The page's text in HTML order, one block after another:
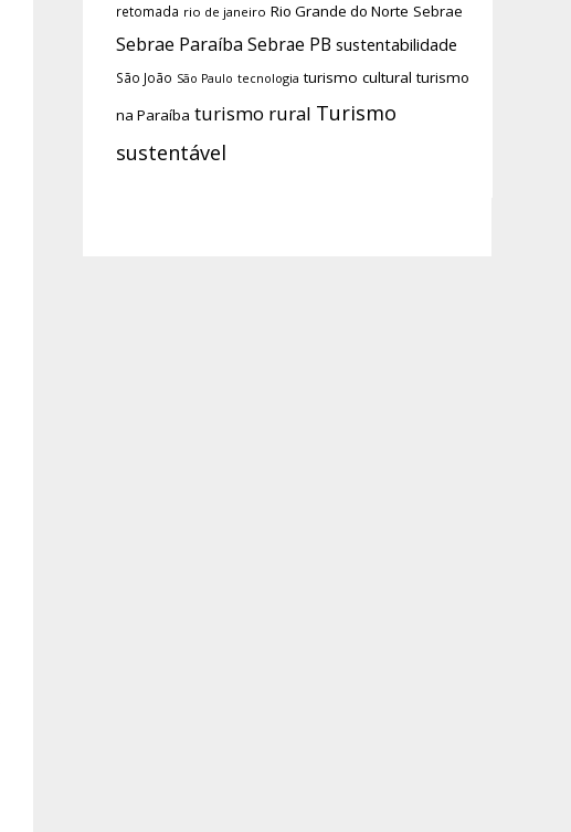
retomada rio de janeiro Rio Grande do Norte Sebrae
Sebrae Paraíba Sebrae PB sustentabilidade
São João São Paulo tecnologia turismo cultural turismo
na Paraíba turismo rural Turismo
sustentável